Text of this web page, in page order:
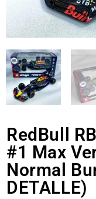
RedBull
#1 Max
Normal
DETALLE)